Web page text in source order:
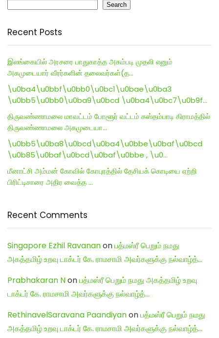
Search
Recent Posts
இலங்கையில் அரசரை பாதுகாத்த அகம்படி முதலி எனும்
அகமுடையார் வீரர்களின் தலைவர்கள்(த…
\u0ba4\u0bbf\u0bb0\u0bc1\u0bae\u0ba3
\u0bb5\u0bb0\u0ba9\u0bcd \u0ba4\u0bc7\u0b9f…
திருவண்ணாமலை மாவட்டம் போளூர் வட்டம் கஸ்தம்பாடி கிராமத்தில்
திருவண்ணாமலை அகமுடையா…
\u0bb5\u0ba8\u0bcd\u0ba4\u0bbe\u0baf\u0bcd
\u0b85\u0baf\u0bcd\u0baf\u0bbe , \u0…
மீனாட்சி அம்மன் கோவில் கோபுரத்தில் தேசியக் கொடியை ஏற்றி
பிரிட்டிசாரை அதிர வைத்த …
Recent Comments
Singapore Ezhil Ravananonபத்மஸ்ரீ பெறும் நமது
அகத்தமிழ் உறவு டாக்டர் கே. ராமசாமி அவர்களுக்கு நல்வாழ்த்…
Prabhakaran Nonபத்மஸ்ரீ பெறும் நமது அகத்தமிழ் உறவு
டாக்டர் கே. ராமசாமி அவர்களுக்கு நல்வாழ்த்…
RethinavelSaravana Paandiyanonபத்மஸ்ரீ பெறும் நமது
அகத்தமிழ் உறவு டாக்டர் கே. ராமசாமி அவர்களுக்கு நல்வாழ்த்…